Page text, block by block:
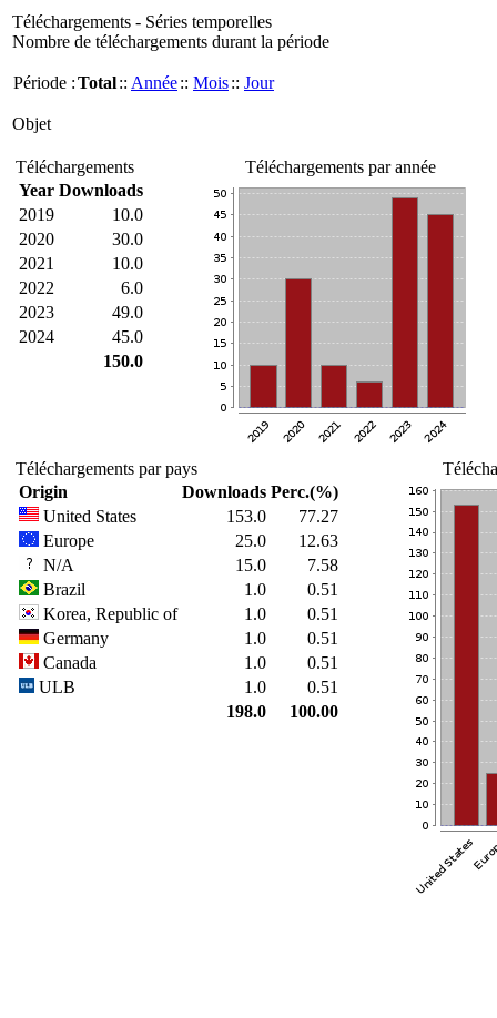
Téléchargements - Séries temporelles
Nombre de téléchargements durant la période
Période :Total:: Année:: Mois:: Jour
Objet
Téléchargements
Year Downloads
2019
10.0
2020
30.0
2021
10.0
2022
6.0
2023
49.0
2024
45.0
150.0
Téléchargements par année
Téléchargements par pays
Origin
Downloads Perc.(%)
United States
153.0
77.27
Europe
25.0
12.63
N/A
15.0
7.58
Brazil
1.0
0.51
Korea, Republic of
1.0
0.51
Germany
1.0
0.51
Canada
1.0
0.51
ULB
1.0
0.51
198.0
100.00